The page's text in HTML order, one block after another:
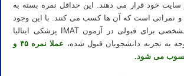
سایت خود قرار می دهند. این حداقل نمره بسته به
و نمراتی است که آن ها کسب می کنند. با این وجود
هیچ نمره یا امتیاز مشخصی برای قبولی در آزمون IMAT پزشکی ایتالیا
به تجربه دانشجویان قبول شده،
عملا نمره ۴۵ و
می شود.